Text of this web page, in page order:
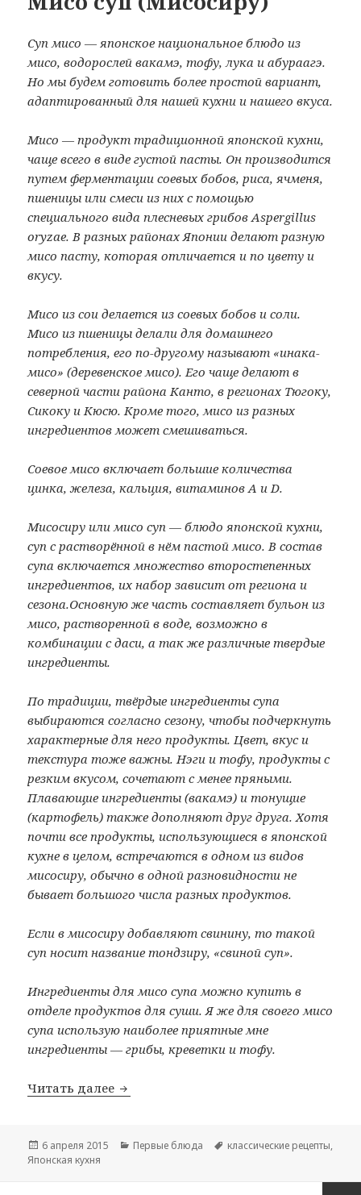
Суп мисо — японское национальное блюдо из
мисо, водорослей вакамэ, тофу, лука и абураагэ.
Но мы будем готовить более простой вариант,
адаптированный для нашей кухни и нашего вкуса.
Мисо — продукт традиционной японской кухни,
чаще всего в виде густой пасты. Он производится
путем ферментации соевых бобов, риса, ячменя,
пшеницы или смеси из них с помощью
специального вида плесневых грибов Aspergillus
oryzae. В разных районах Японии делают разную
мисо пасту, которая отличается и по цвету и
вкусу.
Мисо из сои делается из соевых бобов и соли.
Мисо из пшеницы делали для домашнего
потребления, его по-другому называют «инака-
мисо» (деревенское мисо). Его чаще делают в
северной части района Канто, в регионах Тюгоку,
Сикоку и Кюсю. Кроме того, мисо из разных
ингредиентов может смешиваться.
Соевое мисо включает большие количества
цинка, железа, кальция, витаминов A и D.
Мисосиру или мисо суп — блюдо японской кухни,
суп с растворённой в нём пастой мисо. В состав
супа включается множество второстепенных
ингредиентов, их набор зависит от региона и
сезона.Основную же часть составляет бульон из
мисо, растворенной в воде, возможно в
комбинации с даси, а так же различные твердые
ингредиенты.
По традиции, твёрдые ингредиенты супа
выбираются согласно сезону, чтобы подчеркнуть
характерные для него продукты. Цвет, вкус и
текстура тоже важны. Нэги и тофу, продукты с
резким вкусом, сочетают с менее пряными.
Плавающие ингредиенты (вакамэ) и тонущие
(картофель) также дополняют друг друга. Хотя
почти все продукты, использующиеся в японской
кухне в целом, встречаются в одном из видов
мисосиру, обычно в одной разновидности не
бывает большого числа разных продуктов.
Если в мисосиру добавляют свинину, то такой
суп носит название тондзиру, «свиной суп».
Ингредиенты для мисо супа можно купить в
отделе продуктов для суши. Я же для своего мисо
супа использую наиболее приятные мне
ингредиенты — грибы, креветки и тофу.
Читать далее Мисо суп (Мисосиру)
Опубликовано
6 апреля 2015 Рубрики
Первые блюда Метки
классические рецепты,
Японская кухня